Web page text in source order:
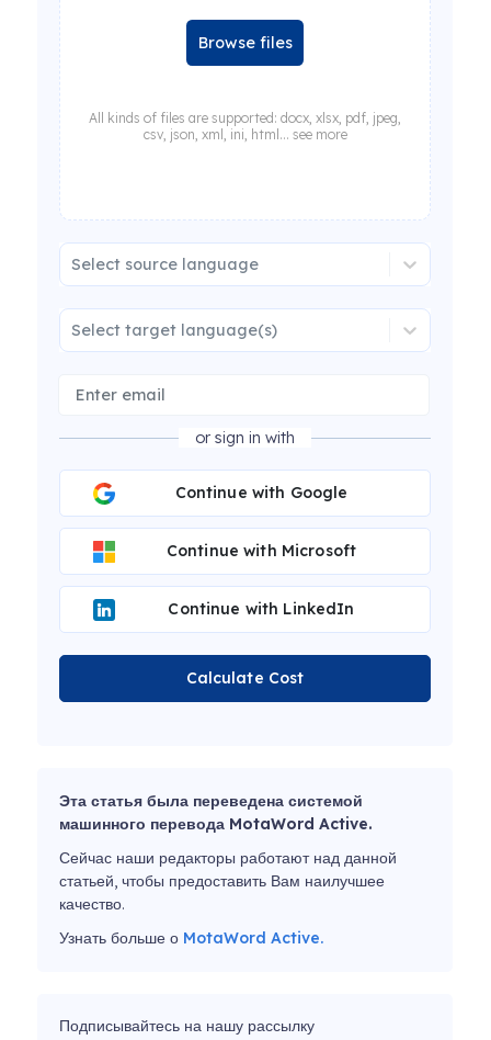
Browse files
All kinds of files are supported: docx, xlsx, pdf, jpeg,
csv, json, xml, ini, html... see more
Select source language
Select target language(s)
or sign in with
Continue with Google
Continue with Microsoft
Continue with LinkedIn
Calculate Cost
Эта статья была переведена системой
машинного перевода MotaWord Active.
Сейчас наши редакторы работают над данной
статьей, чтобы предоставить Вам наилучшее
качество.
Узнать больше о MotaWord Active.
Подписывайтесь на нашу рассылку